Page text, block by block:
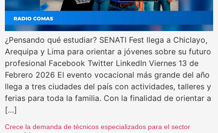
¿Pensando qué estudiar? SENATI Fest llega a Chiclayo,
Arequipa y Lima para orientar a jóvenes sobre su futuro
profesional Facebook Twitter LinkedIn Viernes 13 de
Febrero 2026 El evento vocacional más grande del año
llega a tres ciudades del país con actividades, talleres y
ferias para toda la familia. Con la finalidad de orientar a
[…]
Crece la demanda de técnicos especializados para el sector